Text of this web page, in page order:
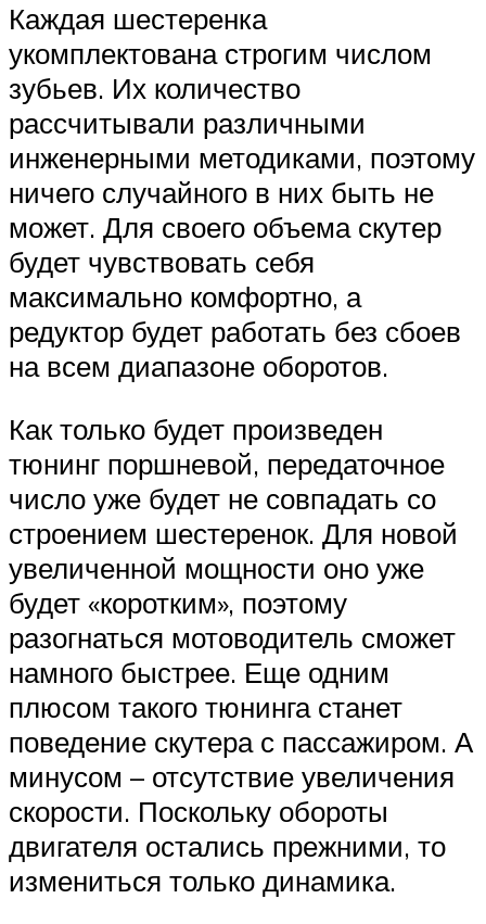
Каждая шестеренка
укомплектована строгим числом
зубьев. Их количество
рассчитывали различными
инженерными методиками, поэтому
ничего случайного в них быть не
может. Для своего объема скутер
будет чувствовать себя
максимально комфортно, а
редуктор будет работать без сбоев
на всем диапазоне оборотов.
Как только будет произведен
тюнинг поршневой, передаточное
число уже будет не совпадать со
строением шестеренок. Для новой
увеличенной мощности оно уже
будет «коротким», поэтому
разогнаться мотоводитель сможет
намного быстрее. Еще одним
плюсом такого тюнинга станет
поведение скутера с пассажиром. А
минусом – отсутствие увеличения
скорости. Поскольку обороты
двигателя остались прежними, то
измениться только динамика.